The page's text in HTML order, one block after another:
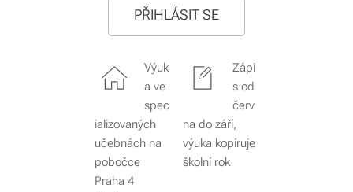
PŘIHLÁSIT SE
Výuk
a ve
spec
ializovaných
učebnách na
pobočce
Praha 4
Zápi
s od
červ
na do září,
výuka kopíruje
školní rok